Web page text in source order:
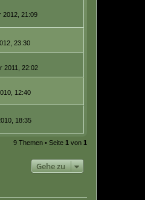
2012, 21:09
23:30
2011, 22:02
12:40
18:35
9 Themen • Seite 1 von 1
Gehe zu